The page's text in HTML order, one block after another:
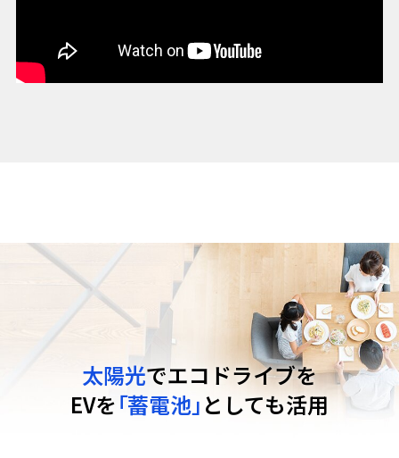
太陽光でエコドライブを
EVを「蓄電池」 としても活用